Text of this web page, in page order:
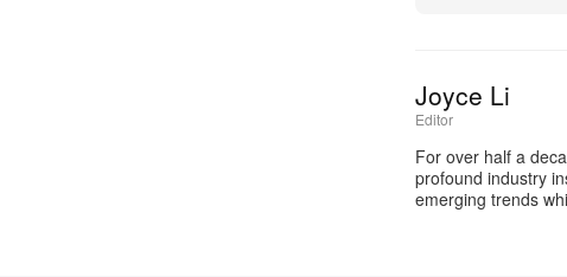
Joyce Li
Editor
For over half a
profound industry
emerging trends